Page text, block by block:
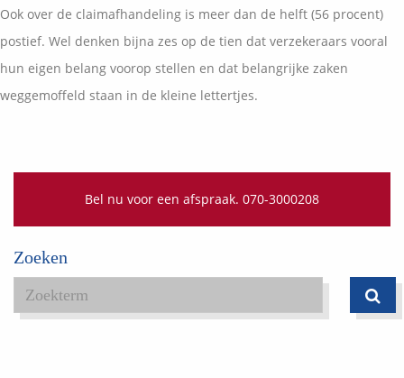
Expats services
Onderhoudsabonnementen
Blog
Ook over de claimafhandeling is meer dan de helft (56 procent)
postief. Wel denken bijna zes op de tien dat verzekeraars vooral
hun eigen belang voorop stellen en dat belangrijke zaken
weggemoffeld staan in de kleine lettertjes.
Bel nu voor een afspraak. 070-3000208
Zoeken